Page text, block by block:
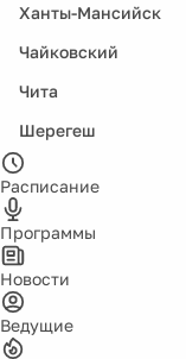
Ханты-Мансийск
Чайковский
Чита
Шерегеш
Расписание
Программы
Новости
Ведущие